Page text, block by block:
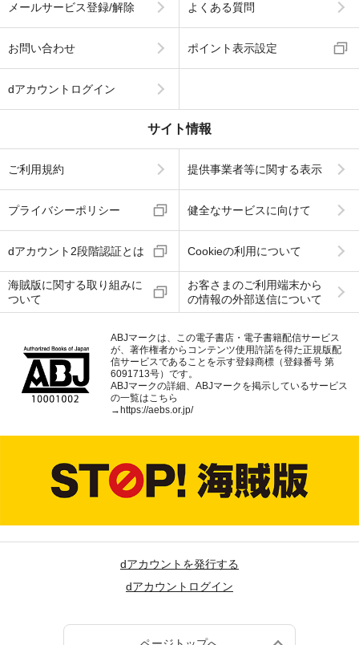
メールサービス登録/解除 よくある質問
お問い合わせ ポイント表示設定
dアカウントログイン
サイト情報
ご利用規約 提供事業者等に関する表示
プライバシーポリシー 健全なサービスに向けて
dアカウント2段階認証とは Cookieの利用について
海賊版に関する取り組みに
ついて
お客さまのご利用端末から
の情報の外部送信について
ABJマークは、この電子書店・電子書籍配信サービス
が、著作権者からコンテンツ使用許諾を得た正規版配
信サービスであることを示す登録商標（登録番号 第
6091713号）です。
ABJマークの詳細、ABJマークを掲示しているサービス
の一覧はこちら
→ https://aebs.or.jp/
dアカウントを発行する
dアカウントログイン